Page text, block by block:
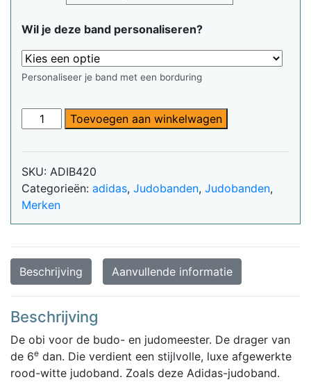
Wil je deze band personaliseren?
Personaliseer je band met een borduring
Rood-
wit
geblokte
Adidas-
judoband
voor
aantal
Toevoegen aan winkelwagen
SKU: ADIB420
Categorieën: adidas, Judobanden, Judobanden,
Merken
Beschrijving Aanvullende informatie
Beschrijving
De obi voor de budo- en judomeester. De drager van
de 6e dan. Die verdient een stijlvolle, luxe afgewerkte
rood-witte judoband. Zoals deze Adidas-judoband.